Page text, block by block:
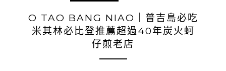
O TAO BANG NIAO｜普吉島必吃
米其林必比登推薦超過40年炭火蚵
仔煎老店